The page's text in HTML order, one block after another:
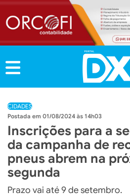
CIDADES
01/08/2024 às 14h03
Inscrições para a
da campanha de
pneus abrem na
segunda
Prazo vai até 9 de setembro.